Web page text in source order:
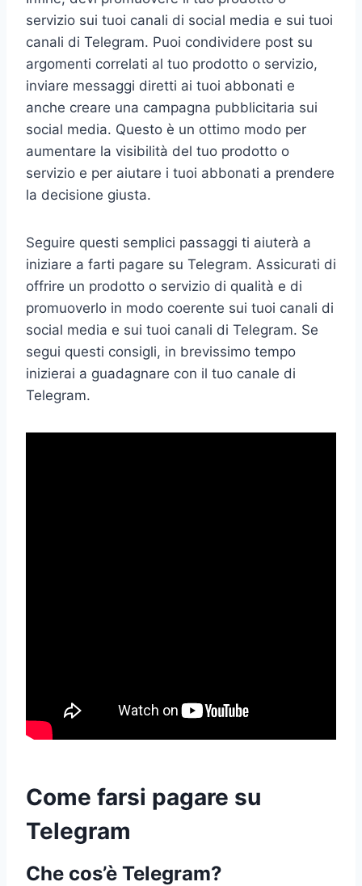
servizio sui tuoi canali di social media e sui tuoi
canali di Telegram. Puoi condividere post su
argomenti correlati al tuo prodotto o servizio,
inviare messaggi diretti ai tuoi abbonati e
anche creare una campagna pubblicitaria sui
social media. Questo è un ottimo modo per
aumentare la visibilità del tuo prodotto o
servizio e per aiutare i tuoi abbonati a prendere
la decisione giusta.
Seguire questi semplici passaggi ti aiuterà a
iniziare a farti pagare su Telegram. Assicurati di
offrire un prodotto o servizio di qualità e di
promuoverlo in modo coerente sui tuoi canali di
social media e sui tuoi canali di Telegram. Se
segui questi consigli, in brevissimo tempo
inizierai a guadagnare con il tuo canale di
Telegram.
Come farsi pagare su
Telegram
Che cos’è Telegram?